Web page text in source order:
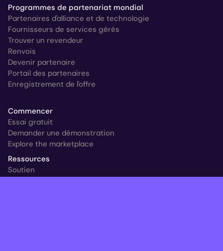
Programmes de partenariat mondial
Partenaires d'alliance et de technologie
Fournisseurs de services gérés
Trouver un revendeur
Renvois
Devenir partenaire
Portail des partenaires
Enregistrement de l'offre
Commencer
Essai gratuit
Demander une démonstration
Explore the marketplace
Ressources
Soutien